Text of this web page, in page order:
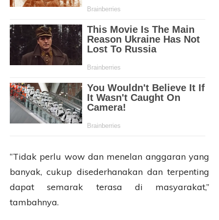
“Tidak perlu wow dan menelan anggaran yang
banyak, cukup disederhanakan dan terpenting
dapat semarak terasa di masyarakat,”
tambahnya.